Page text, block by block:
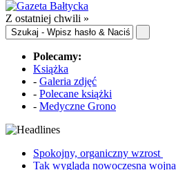
Z ostatniej chwili »
Polecamy:
Książka
- Galeria zdjęć
- Polecane książki
- Medyczne Grono
Spokojny, organiczny wzrost
Tak wygląda nowoczesna wojna